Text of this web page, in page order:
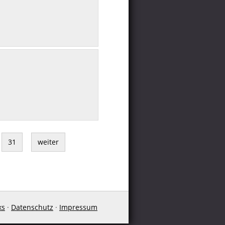
31 weiter
· Datenschutz · Impressum